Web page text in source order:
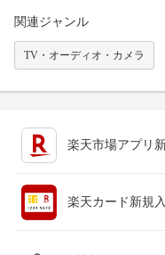
関連ジャンル
TV・オーディオ・カメラ
楽天市場アプリ
楽天カード新規